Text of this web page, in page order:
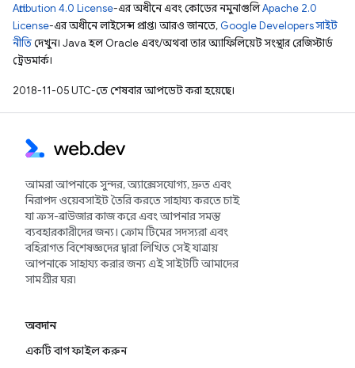
Attribution 4.0 License-এর অধীনে এবং কোডের নমুনাগুলিApache 2.0
License-এর অধীনে লাইসেন্স প্রাপ্ত। আরও জানতে, Google Developers সাইট
নীতিদেখুন। Java হল Oracle এবং/অথবা তার অ্যাফিলিয়েট সংস্থার রেজিস্টার্ড
ট্রেডমার্ক।
2018-11-05 UTC-তে শেষবার আপডেট করা হয়েছে।
আমরা আপনাকে সুন্দর, অ্যাক্সেসযোগ্য, দ্রুত এবং
নিরাপদ ওয়েবসাইট তৈরি করতে সাহায্য করতে চাই
যা ক্রস-ব্রাউজার কাজ করে এবং আপনার সমস্ত
ব্যবহারকারীদের জন্য। ক্রোম টিমের সদস্যরা এবং
বহিরাগত বিশেষজ্ঞদের দ্বারা লিখিত সেই যাত্রায়
আপনাকে সাহায্য করার জন্য এই সাইটটি আমাদের
সামগ্রীর ঘর৷
অবদান
একটি বাগ ফাইল করুন